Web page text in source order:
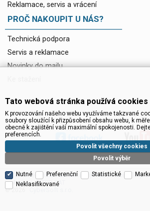
Reklamace, servis a vrácení
PROČ NAKOUPIT U NÁS?
Technická podpora
Servis a reklamace
Novinky do mailu
Satelitní technika - satelitní přijímače a komplety,
technika :: INTER SAT
© 2026
Tato webová stránka používá cookies
K provozování našeho webu využíváme takzvané
soubory sloužící k přizpůsobení obsahu webu, k
obecně k zajištění vaší maximální spokojenosti.
preferencích.
Povolit výběr
Povolit všechny cookies
Nutné Preferenční Statistické
Neklasifikované